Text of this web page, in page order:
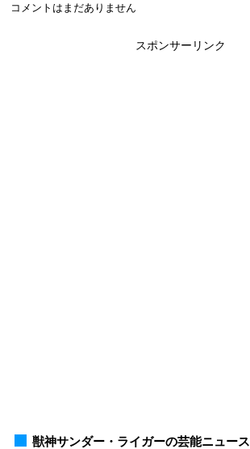
コメントはまだありません
スポンサーリンク
獣神サンダー・ライガーの芸能ニュース